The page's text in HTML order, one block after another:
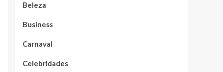
Beleza
Business
Carnaval
Celebridades